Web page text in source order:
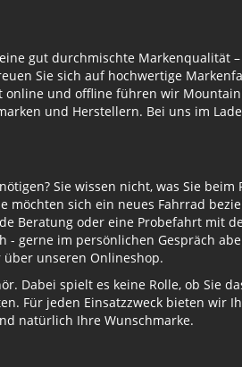
gut durchmischte Markenqualität
Sie sich auf hochwertige
und offline führen wir
und Herstellern. Bei uns im
Sie wissen nicht, was Sie beim
möchten sich ein neues Fahrrad
Beratung oder eine Probefahrt mit
gerne im persönlichen Gespräch
unseren Onlineshop.
Dabei spielt es keine Rolle, ob Sie
Für jeden Einsatzzweck bieten wir
natürlich Ihre Wunschmarke.